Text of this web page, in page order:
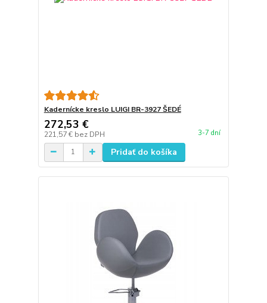
Kadernícke kreslo LUIGI BR-3927 ŠEDÉ
272,53 €
221,57 € bez DPH 3-7 dní
Pridať do košíka